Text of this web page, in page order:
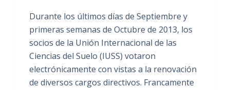
Durante los últimos días de Septiembre y
primeras semanas de Octubre de 2013, los
socios de la Unión Internacional de las
Ciencias del Suelo (IUSS) votaron
electrónicamente con vistas a la renovación
de diversos cargos directivos. Francamente